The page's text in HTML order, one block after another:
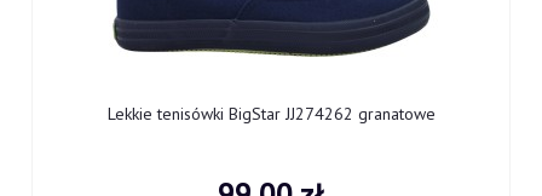
Lekkie tenisówki BigStar JJ274262 granatowe